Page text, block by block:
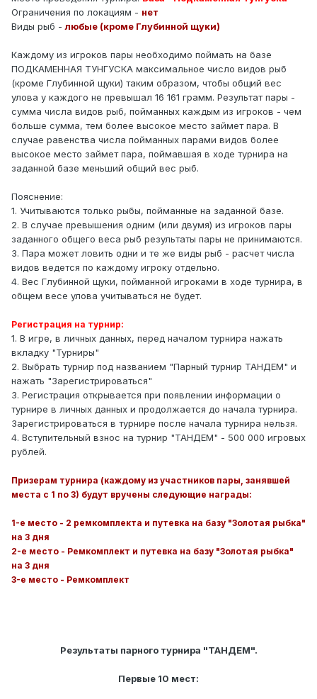
Ограничения по локациям - нет
Виды рыб -любые (кроме Глубинной щуки)
Каждому из игроков пары необходимо поймать на базе
ПОДКАМЕННАЯ ТУНГУСКА максимальное число видов рыб
(кроме Глубинной щуки) таким образом, чтобы общий вес
улова у каждого не превышал 16 161 грамм. Результат пары -
сумма числа видов рыб, пойманных каждым из игроков - чем
больше сумма, тем более высокое место займет пара. В
случае равенства числа пойманных парами видов более
высокое место займет пара, поймавшая в ходе турнира на
заданной базе меньший общий вес рыб.
Пояснение:
1. Учитываются только рыбы, пойманные на заданной базе.
2. В случае превышения одним (или двумя) из игроков пары
заданного общего веса рыб результаты пары не принимаются.
3. Пара может ловить одни и те же виды рыб - расчет числа
видов ведется по каждому игроку отдельно.
4. Вес Глубинной щуки, пойманной игроками в ходе турнира, в
общем весе улова учитываться не будет.
Регистрация на турнир:
1. В игре, в личных данных, перед началом турнира нажать
вкладку "Турниры"
2. Выбрать турнир под названием "Парный турнир ТАНДЕМ" и
нажать "Зарегистрироваться"
3. Регистрация открывается при появлении информации о
турнире в личных данных и продолжается до начала турнира.
Зарегистрироваться в турнире после начала турнира нельзя.
4. Вступительный взнос на турнир "ТАНДЕМ" - 500 000 игровых
рублей.
Призерам турнира (каждому из участников пары, занявшей
места с 1 по 3) будут вручены следующие награды:
1-е место - 2 ремкомплекта и путевка на базу "Золотая рыбка"
на 3 дня
2-е место - Ремкомплект и путевка на базу "Золотая рыбка"
на 3 дня
3-е место - Ремкомплект
Результаты парного турнира "ТАНДЕМ".
Первые 10 мест: